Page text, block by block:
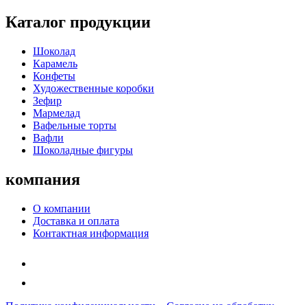
Каталог продукции
Шоколад
Карамель
Конфеты
Художественные коробки
Зефир
Мармелад
Вафельные торты
Вафли
Шоколадные фигуры
компания
О компании
Доставка и оплата
Контактная информация